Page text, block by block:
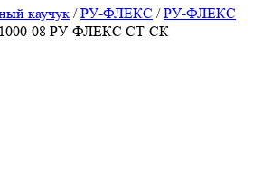
каучук /РУ-ФЛЕКС /РУ-ФЛЕКС
08 РУ-ФЛЕКС СТ-СК